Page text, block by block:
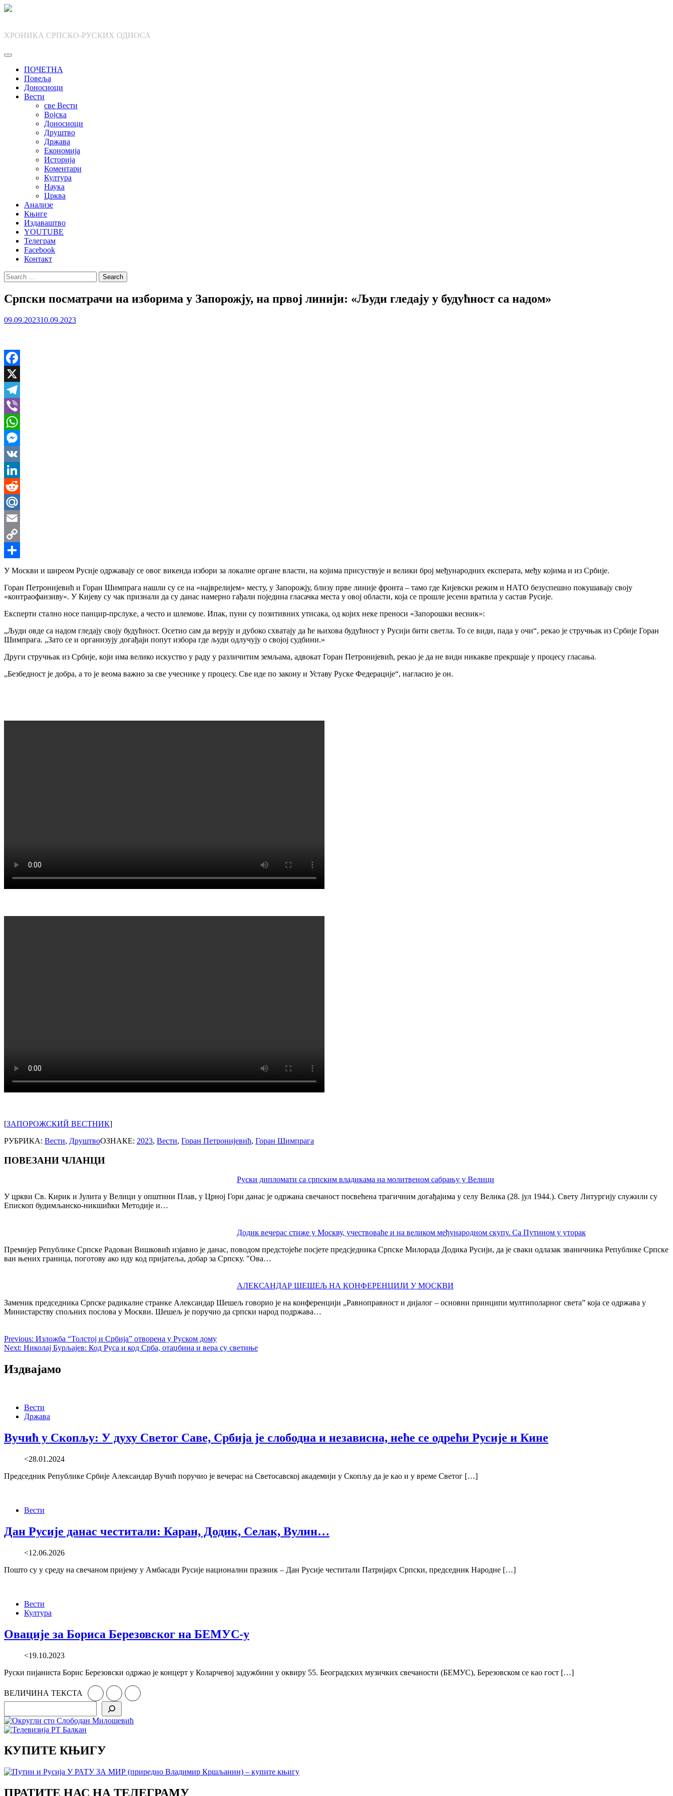
Skip
ХРОНИКА СРПСКО-РУСКИХ ОДНОСА
ПОЧЕТНА
Повеља
Доносиоци
Вести
све Вести
Војска
Доносиоци
Друштво
Држава
Економија
Историја
Коментари
Култура
Наука
Црква
Анализе
Књиге
Издаваштво
YOUTUBE
Телеграм
Facebook
Контакт
Search
for:
Српски посматрачи на изборима у Запорожју, на првој линији: «Људи гледају у будућност са надом»
09.09.202310.09.2023
Facebook
X
Telegram
Viber
WhatsApp
Messenger
VK
LinkedIn
Reddit
Mail.Ru
Email
Copy
Link
Share
У Москви и ширеом Русије одржавају се овог викенда избори за локалне органе власти, на којима присуствује и велики број међународних експерата, међу којима и из Србије.
Горан Петронијевић и Горан Шимпрага нашли су се на «најврелијем» месту, у Запорожју, близу прве линије фронта – тамо где Кијевски режим и НАТО безуспешно покушавају своју
«контраофанзиву». У Кијеву су чак признали да су данас намерно гађали поједина гласачка места у овој области, која се прошле јесени вратила у састав Русије.
Експерти стално носе панцир-прслуке, а често и шлемове. Ипак, пуни су позитивних утисака, од којих неке преноси «Запорошки весник»:
„Људи овде са надом гледају своју будућност. Осетио сам да верују и дубоко схватају да ће њихова будућност у Русији бити светла. То се види, пада у очи“, рекао је стручњак из Србије Горан
Шимпрага. „Зато се и организују догађаји попут избора где људи одлучују о својој судбини.»
Други стручњак из Србије, који има велико искуство у раду у различитим земљама, адвокат Горан Петронијевић, рекао је да не види никакве прекршаје у процесу гласања.
„Безбедност је добра, а то је веома важно за све учеснике у процесу. Све иде по закону и Уставу Руске Федерације“, нагласио је он.
[ЗАПОРОЖСКИЙ ВЕСТНИК]
РУБРИКА: Вести, ДруштвоОЗНАКЕ: 2023, Вести, Горан Петронијевић, Горан Шимпрага
ПОВЕЗАНИ ЧЛАНЦИ
Руски дипломати са српским владикама на молитвеном сабрању у Велици
У цркви Св. Кирик и Јулита у Велици у општини Плав, у Црној Гори данас је одржана свечаност посвећена трагичним догађајима у селу Велика (28. јул 1944.). Свету Литургију служили су
Епископ будимљанско-никшићки Методије и…
Додик вечерас стиже у Москву, учествоваће и на великом међународном скупу. Са Путином у уторак
Премијер Републике Српске Радован Вишковић изјавио је данас, поводом предстојеће посјете предсједника Српске Милорада Додика Русији, да је сваки одлазак званичника Републике Српске
ван њених граница, поготову ако иду код пријатеља, добар за Српску. "Ова…
АЛЕКСАНДАР ШЕШЕЉ НА КОНФЕРЕНЦИЈИ У МОСКВИ
Заменик председника Српске радикалне странке Александар Шешељ говорио је на конференцији „Равноправност и дијалог – основни принципи мултиполарног света” која се одржава у
Министарству спољних послова у Москви. Шешељ је поручио да српски народ подржава…
navigation
Previous: Изложба “Толстој и Србија” отворена у Руском дому
Next: Николај Бурљајев: Код Руса и код Срба, отаџбина и вера су светиње
Издвајамо
Вести
Држава
Вучић у Скопљу: У духу Светог Саве, Србија је слободна и независна, неће се одрећи Русије и Кине
<28.01.2024
Председник Републике Србије Александар Вучић поручио је вечерас на Светосавској академији у Скопљу да је као и у време Светог […]
Вести
Дан Русије данас честитали: Каран, Додик, Селак, Вулин…
<12.06.2026
Пошто су у среду на свечаном пријему у Амбасади Русије национални празник – Дан Русије честитали Патријарх Српски, председник Народне […]
Вести
Култура
Овације за Бориса Березовског на БЕМУС-у
<19.10.2023
Руски пијаниста Борис Березовски одржао је концерт у Коларчевој задужбини у оквиру 55. Београдских музичких свечаности (БЕМУС), Березовском се као гост […]
ВЕЛИЧИНА ТЕКСТА
КУПИТЕ КЊИГУ
ПРАТИТЕ НАС НА ТЕЛЕГРАМУ